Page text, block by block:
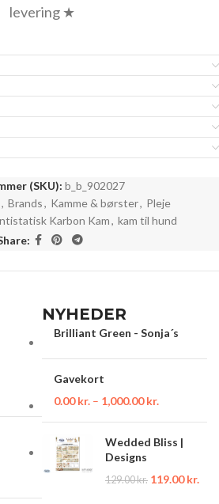
levering ★
(SKU): b_b_902027
, Brands, Kamme & børster, Pleje
Karbon Kam, kam til hund
NYHEDER
Brilliant Green - Sonja´s
Gavekort
0.00kr. – 1,000.00kr.
Wedded Bliss |
Designs
129.00kr. 119.00kr.